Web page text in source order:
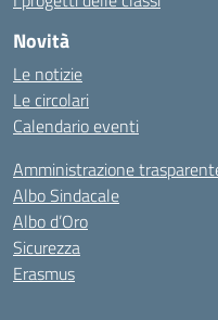
Novità
Le notizie
Le circolari
Calendario eventi
Amministrazione
Albo Sindacale
Albo d’Oro
Sicurezza
Erasmus